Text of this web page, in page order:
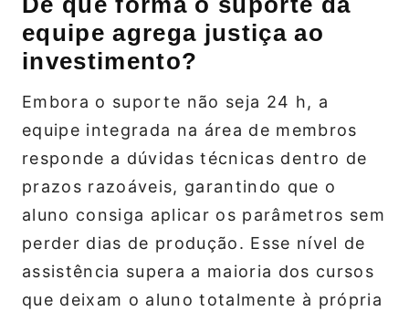
equipe agrega justiça ao
investimento?
Embora o suporte não seja 24 h, a
equipe integrada na área de membros
responde a dúvidas técnicas dentro de
prazos razoáveis, garantindo que o
aluno consiga aplicar os parâmetros sem
perder dias de produção. Esse nível de
assistência supera a maioria dos cursos
que deixam o aluno totalmente à própria